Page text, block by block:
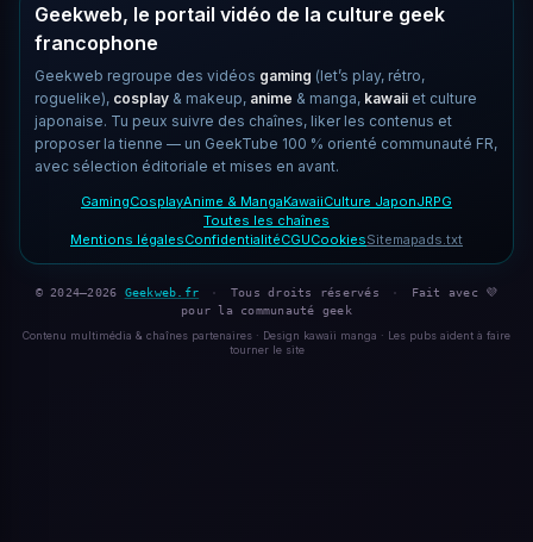
Geekweb, le portail vidéo de la culture geek
francophone
Geekweb regroupe des vidéos gaming (let’s play, rétro,
roguelike), cosplay & makeup, anime & manga, kawaii et culture
japonaise. Tu peux suivre des chaînes, liker les contenus et
proposer la tienne — un GeekTube 100 % orienté communauté FR,
avec sélection éditoriale et mises en avant.
GamingCosplayAnime & MangaKawaiiCulture JaponJRPG
Toutes les chaînes
Mentions légalesConfidentialitéCGUCookiesSitemapads.txt
© 2024–2026 Geekweb.fr · Tous droits réservés ·
Fait avec 💜
pour la communauté geek
Contenu multimédia & chaînes partenaires · Design kawaii manga · Les pubs aident à faire
tourner le site